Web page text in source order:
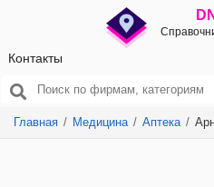
DN
Контакты
Главная Медицина Аптека